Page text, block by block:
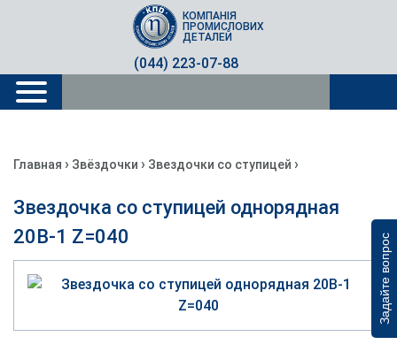
Задайте вопрос
(044) 223-07-88
КОМПАНІЯ
ПРОМИСЛОВИХ
ДЕТАЛЕЙ
Главная › Звёздочки › Звездочки со ступицей ›
Звездочка со ступицей однорядная
20B-1 Z=040